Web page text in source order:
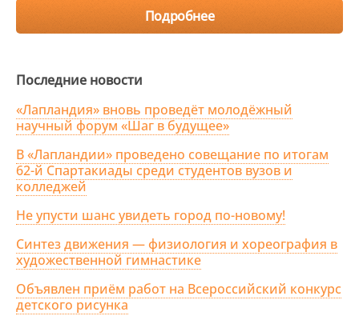
Подробнее
Последние новости
«Лапландия» вновь проведёт молодёжный
научный форум «Шаг в будущее»
В «Лапландии» проведено совещание по итогам
62-й Спартакиады среди студентов вузов и
колледжей
Не упусти шанс увидеть город по-новому!
Синтез движения — физиология и хореография в
художественной гимнастике
Объявлен приём работ на Всероссийский конкурс
детского рисунка